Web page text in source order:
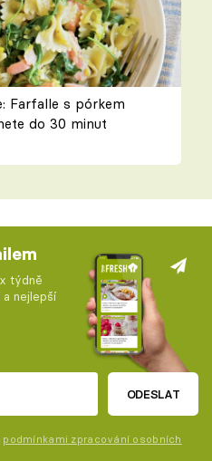
Farfalle s pórkem
do 30 minut
týdně
nejlepší
ODESLAT
podmínkami zpracování osobních